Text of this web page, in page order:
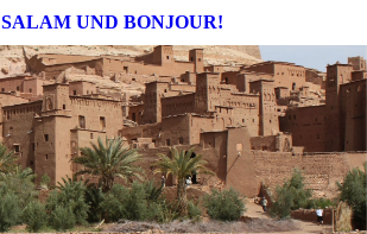
SALAM UND BONJOUR!